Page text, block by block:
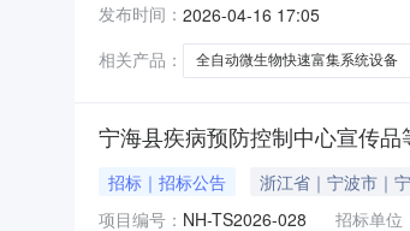
（元）380000.00预留中小企
物快速富集系统设备
发布时间： 2026-04-16 17:05
相关产品：
全自动微生物快速富集系统设备
宁海县疾病预防控制中心宣传
招标｜招标公告 浙江省｜宁波市｜
项目编号： NH-TS2026-028 招标单位